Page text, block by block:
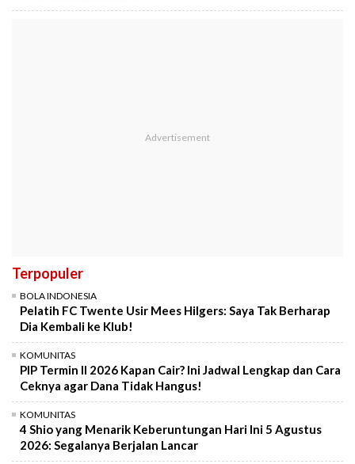
Terpopuler
BOLA INDONESIA
Pelatih FC Twente Usir Mees Hilgers: Saya Tak Berharap
Dia Kembali ke Klub!
KOMUNITAS
PIP Termin II 2026 Kapan Cair? Ini Jadwal Lengkap dan Cara
Ceknya agar Dana Tidak Hangus!
KOMUNITAS
4 Shio yang Menarik Keberuntungan Hari Ini 5 Agustus
2026: Segalanya Berjalan Lancar